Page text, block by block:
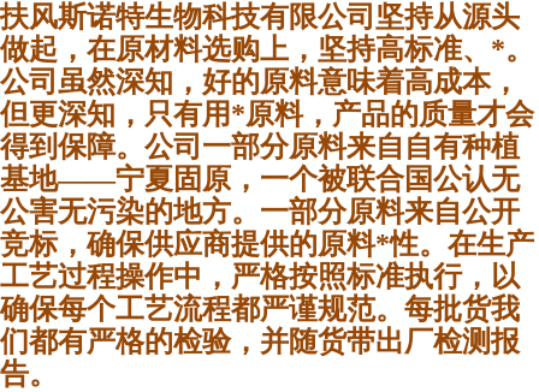
扶风斯诺特生物科技有限公司坚持从源头
做起，在原材料选购上，坚持高标准、*。
公司虽然深知，好的原料意味着高成本，
但更深知，只有用*原料，产品的质量才会
得到保障。公司一部分原料来自自有种植
基地——宁夏固原，一个被联合国公认无
公害无污染的地方。一部分原料来自公开
竞标，确保供应商提供的原料*性。在生产
工艺过程操作中，严格按照标准执行，以
确保每个工艺流程都严谨规范。每批货我
们都有严格的检验，并随货带出厂检测报
告。